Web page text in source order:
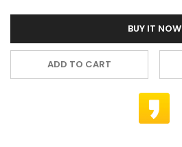
BUY IT NOW
ADD TO CART